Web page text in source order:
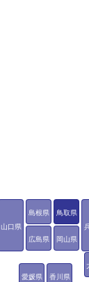
鳥取県
島根県
岡山県
広島県
山口県
香川県
愛媛県